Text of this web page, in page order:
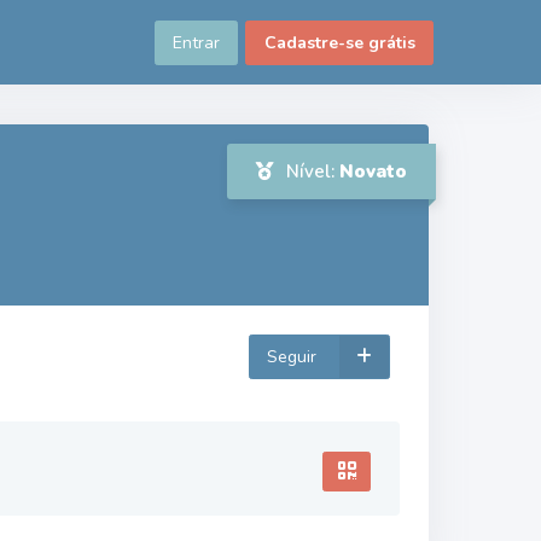
Entrar Cadastre-se grátis
Nível: Novato
Seguir